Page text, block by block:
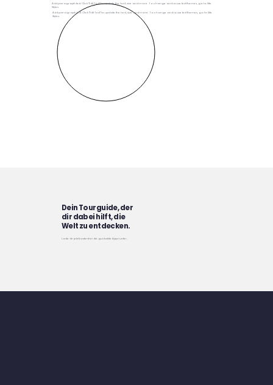
Add paragraph text. Click “Edit Text” to update the font, size and more. To change and reuse text themes, go to Site
Styles.
Add paragraph text. Click “Edit Text” to update the font, size and more. To change and reuse text themes, go to Site
Styles.
Dein Tourguide, der
dir dabei hilft, die
Welt zu entdecken.
Lade dir jetzt kostenfrei die guidable App runter.